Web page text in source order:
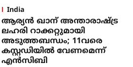
India
ആര്യന്‍ ഖാന് അന്താരാഷ്ട്ര
ലഹരി റാക്കറ്റുമായി
അടുത്തബന്ധം; 11വരെ
കസ്റ്റഡിയില്‍ വേണമെന്ന്
എന്‍സിബി